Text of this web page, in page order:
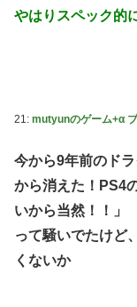
ある。←「おデ
ださい」→「こ
は何か適当に
初見で「勝てる
ムの敵ｗｗｗｗ
日向坂46・18th
｢乃木坂あそぶ
坂46】
やはりスペック的
21: mutyunのゲーム+α
今から9年前のド
から消えた！PS4
いから当然！！」
って騒いでたけど
くないか